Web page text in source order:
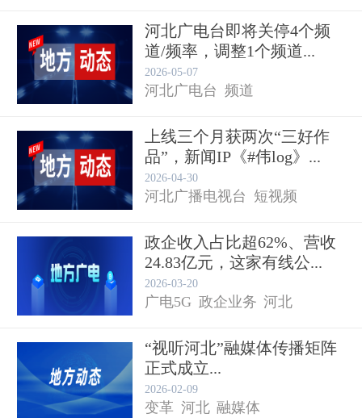
河北广电台即将关停4个频
道/频率，调整1个频道...
2026-05-07
河北广电台 频道
上线三个月获两次“三好作
品”，新闻IP《#伟log》...
2026-04-30
河北广播电视台 短视频
政企收入占比超62%、营收
24.83亿元，这家有线公...
2026-03-20
广电5G 政企业务 河北
“视听河北”融媒体传播矩阵
正式成立...
2026-02-09
变革 河北 融媒体